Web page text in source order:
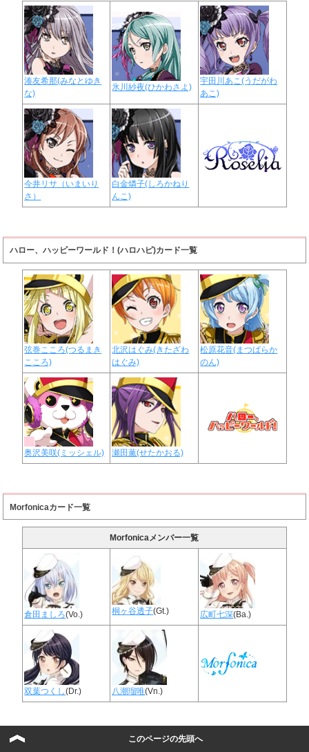
湊友希那(みなとゆき
な)
氷川紗夜(ひかわさよ)
宇田川あこ(うだがわ
あこ)
今井リサ（いまいり
さ）
白金燐子(しろかねり
んこ)
ハロー、ハッピーワールド！(ハロハピ)カード一覧
弦巻こころ(つるまき
こころ)
北沢はぐみ(きたざわ
はぐみ)
松原花音(まつばらか
のん)
奥沢美咲(ミッシェル) 瀬田薫(せたかおる)
Morfonicaカード一覧
Morfonicaメンバー一覧
倉田ましろ(Vo.) 桐ヶ谷透子(Gt.) 広町七深(Ba.)
双葉つくし(Dr.) 八潮瑠唯(Vn.)
RAISE A SUILENカード一覧
このページの先頭へ